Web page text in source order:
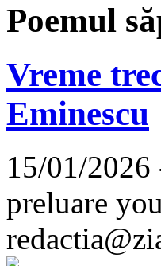
Poemul
Vreme
Eminescu
15/01/2026
preluare